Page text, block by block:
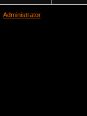
Administrator